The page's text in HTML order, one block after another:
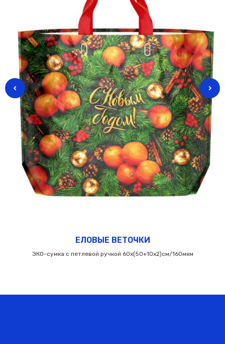
ЕЛОВЫЕ ВЕТОЧКИ
ЭКО-сумка с петлевой ручкой 60х(50+10х2)см/160мкм